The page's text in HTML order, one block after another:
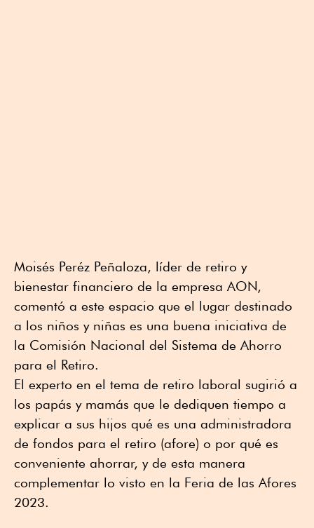
Moisés Peréz Peñaloza, líder de retiro y
bienestar financiero de la empresa AON,
comentó a este espacio que el lugar destinado
a los niños y niñas es una buena iniciativa de
la Comisión Nacional del Sistema de Ahorro
para el Retiro.
El experto en el tema de retiro laboral sugirió a
los papás y mamás que le dediquen tiempo a
explicar a sus hijos qué es una administradora
de fondos para el retiro (afore) o por qué es
conveniente ahorrar, y de esta manera
complementar lo visto en la Feria de las Afores
2023.